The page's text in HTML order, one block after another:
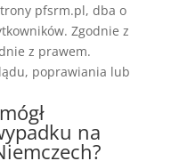
pfsrm.pl, dba o
Zgodnie z
z prawem.
poprawiania lub
na